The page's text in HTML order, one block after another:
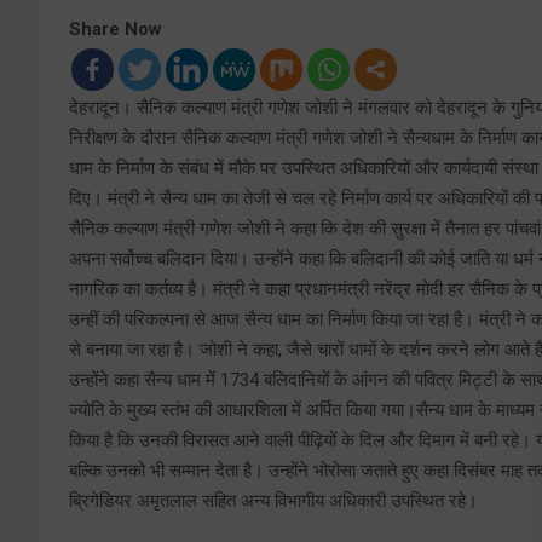
Share Now
देहरादून। सैनिक कल्याण मंत्री गणेश जोशी ने मंगलवार को देहरादून के
निरीक्षण के दौरान सैनिक कल्याण मंत्री गणेश जोशी ने सैन्यधाम के निर्माण
धाम के निर्माण के संबंध में मौके पर उपस्थित अधिकारियों और कार्यदायी
दिए। मंत्री ने सैन्य धाम का तेजी से चल रहे निर्माण कार्य पर अधिकारियों की
सैनिक कल्याण मंत्री गणेश जोशी ने कहा कि देश की सुरक्षा में तैनात हर
अपना सर्वोच्च बलिदान दिया। उन्होंने कहा कि बलिदानी की कोई जाति या
नागरिक का कर्तव्य है। मंत्री ने कहा प्रधानमंत्री नरेंद्र मोदी हर सैनिक
उन्हीं की परिकल्पना से आज सैन्य धाम का निर्माण किया जा रहा है।
से बनाया जा रहा है। जोशी ने कहा, जैसे चारों धामों के दर्शन करने लोग
उन्होंने कहा सैन्य धाम में 1734 बलिदानियों के आंगन की पवित्र मिट्टी के
ज्योति के मुख्य स्तंभ की आधारशिला में अर्पित किया गया।सैन्य धाम के
किया है कि उनकी विरासत आने वाली पीढ़ियों के दिल और दिमाग में बनी रहे।
बल्कि उनको भी सम्मान देता है। उन्होंने भोरोसा जताते हुए कहा दिसंबर
ब्रिगेडियर अमृतलाल सहित अन्य विभागीय अधिकारी उपस्थित रहे।